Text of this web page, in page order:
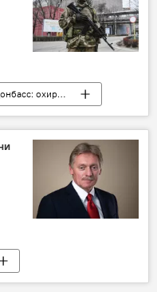
Амалиёти вижаи Русия барои ҳимояи Донбасс: охирин хабарҳо
ҳастаӣ